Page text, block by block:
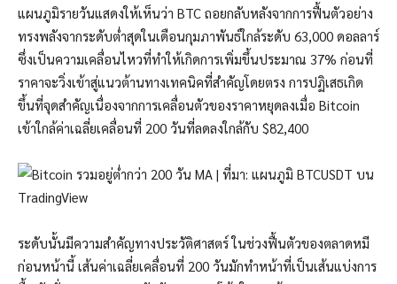
แผนภูมิรายวันแสดงให้เห็นว่า BTC ถอยกลับหลังจากการฟื้นตัวอย่าง
ทรงพลังจากระดับต่ำสุดในเดือนกุมภาพันธ์ใกล้ระดับ 63,000 ดอลลาร์
ซึ่งเป็นความเคลื่อนไหวที่ทำให้เกิดการเพิ่มขึ้นประมาณ 37% ก่อนที่
ราคาจะวิ่งเข้าสู่แนวต้านทางเทคนิคที่สำคัญโดยตรง การปฏิเสธเกิด
ขึ้นที่จุดสำคัญเนื่องจากการเคลื่อนตัวของราคาหยุดลงเมื่อ Bitcoin
เข้าใกล้ค่าเฉลี่ยเคลื่อนที่ 200 วันที่ลดลงใกล้กับ $82,400
ระดับนั้นมีความสำคัญทางประวัติศาสตร์ ในช่วงฟื้นตัวของตลาดหมี
ก่อนหน้านี้ เส้นค่าเฉลี่ยเคลื่อนที่ 200 วันมักทำหน้าที่เป็นเส้นแบ่งการ